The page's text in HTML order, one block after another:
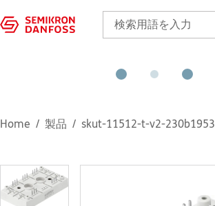
Home 製品 skut-11512-t-v2-230b1953